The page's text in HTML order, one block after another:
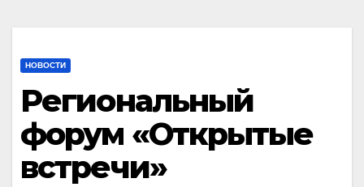
НОВОСТИ
Региональный
форум «Открытые
встречи»